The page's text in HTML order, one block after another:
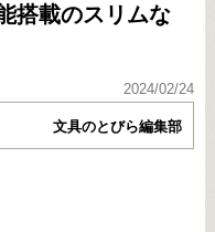
搭載のスリムな
2024/02/24
文具のとびら編集部